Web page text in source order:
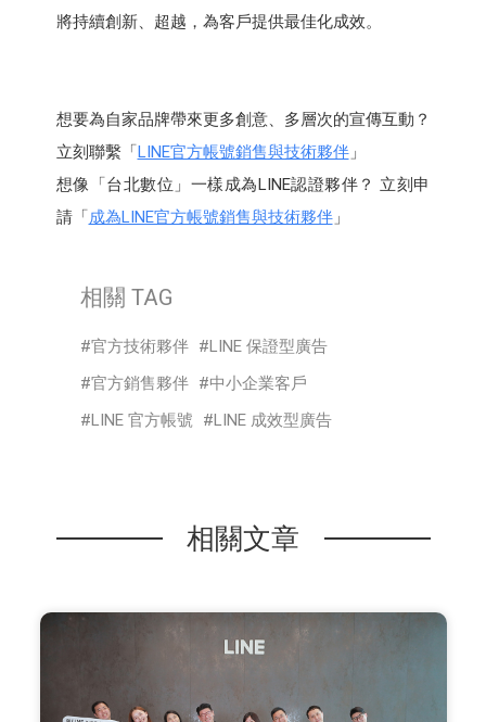
將持續創新、超越，為客戶提供最佳化成效。
想要為自家品牌帶來更多創意、多層次的宣傳互動？
立刻聯繫「LINE官方帳號銷售與技術夥伴」
想像「台北數位」一樣成為LINE認證夥伴？ 立刻申
請「成為LINE官方帳號銷售與技術夥伴」
相關 TAG
官方技術夥伴
LINE 保證型廣告
官方銷售夥伴
中小企業客戶
LINE 官方帳號
LINE 成效型廣告
相關文章